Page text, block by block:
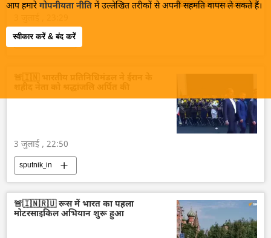
आप हमारे गोपनीयता नीति में उल्लेखित तरीकों से अपनी सहमति वापस ले सकते हैं।
स्वीकार करें & बंद करें
sputnik_in
3 जुलाई , 22:50
sputnik_in
🚨🇮🇳🇷🇺 रूस में भारत का पहला
मोटरसाइकिल अभियान शुरू हुआ